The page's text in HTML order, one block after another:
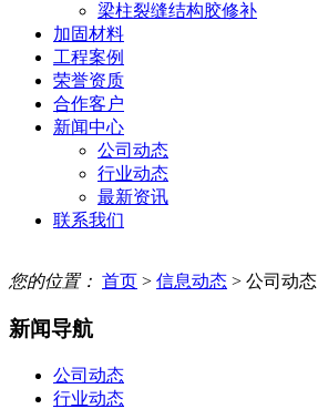
梁柱裂缝结构胶修补
加固材料
工程案例
荣誉资质
合作客户
新闻中心
公司动态
行业动态
最新资讯
联系我们
您的位置： 首页 > 信息动态 > 公司动态
新闻导航
公司动态
行业动态